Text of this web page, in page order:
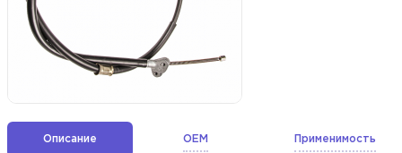
Описание OEM Применимость